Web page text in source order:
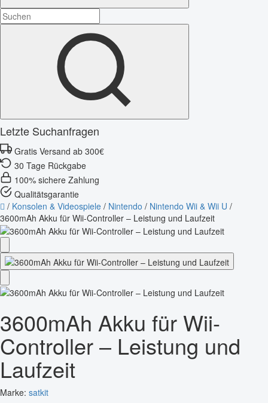
Letzte Suchanfragen
Gratis Versand ab 300€
30 Tage Rückgabe
100% sichere Zahlung
Qualitätsgarantie
/ Konsolen & Videospiele / Nintendo / Nintendo Wii & Wii U /
3600mAh Akku für Wii-Controller – Leistung und Laufzeit
3600mAh Akku für Wii-
Controller – Leistung und
Laufzeit
Marke: satkit